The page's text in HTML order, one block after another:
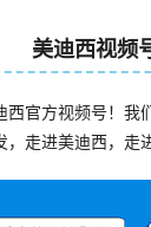
美迪西视频
西官方视频号！我
走进美迪西，走